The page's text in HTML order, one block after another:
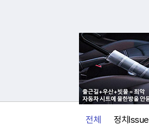
전체 정치Issue